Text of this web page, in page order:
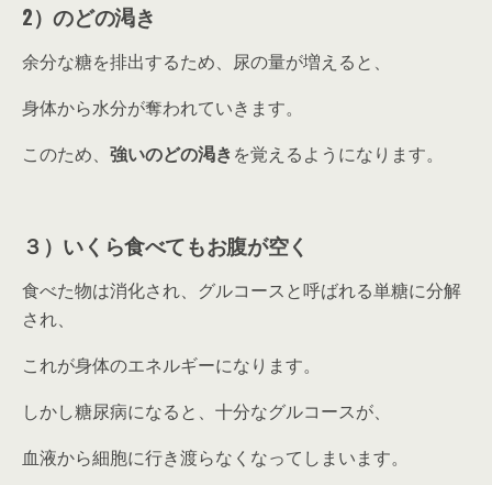
2）のどの渇き
余分な糖を排出するため、尿の量が増えると、
身体から水分が奪われていきます。
このため、 強いのどの渇きを覚えるようになります。
３）いくら食べてもお腹が空く
食べた物は消化され、グルコースと呼ばれる単糖に分解
され、
これが身体のエネルギーになります。
しかし糖尿病になると、十分なグルコースが、
血液から細胞に行き渡らなくなってしまいます。